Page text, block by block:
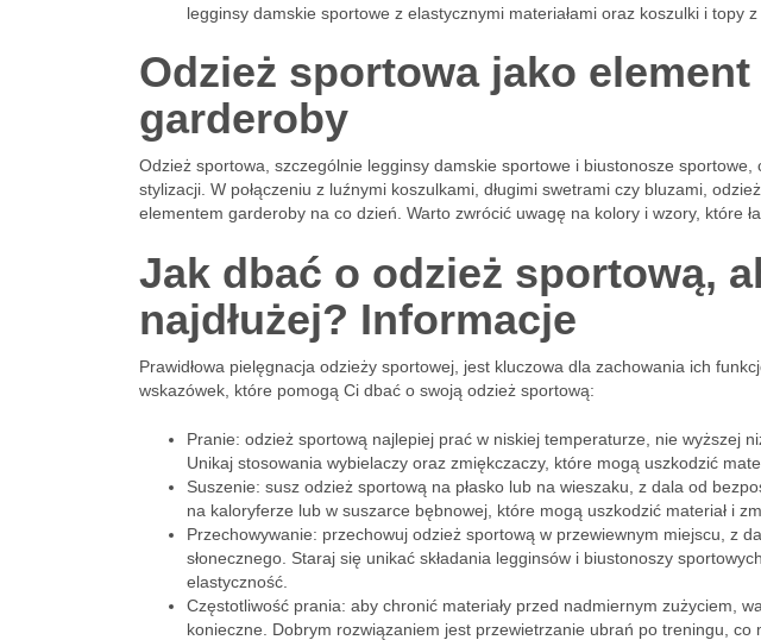
legginsy damskie sportowe z elastycznymi materiałami oraz koszulki i topy
Odzież sportowa jako
garderoby
Odzież sportowa, szczególnie legginsy damskie sportowe i biustonosze
stylizacji. W połączeniu z luźnymi koszulkami, długimi swetrami czy bluzami,
elementem garderoby na co dzień. Warto zwrócić uwagę na kolory i wzory, które
Jak dbać o odzież sportową,
najdłużej? Informacje
Prawidłowa pielęgnacja odzieży sportowej, jest kluczowa dla zachowania ich
wskazówek, które pomogą Ci dbać o swoją odzież sportową:
Pranie: odzież sportową najlepiej prać w niskiej temperaturze, nie wyższej
Unikaj stosowania wybielaczy oraz zmiękczaczy, które mogą uszkodzić
Suszenie: susz odzież sportową na płasko lub na wieszaku, z dala od
na kaloryferze lub w suszarce bębnowej, które mogą uszkodzić materiał i
Przechowywanie: przechowuj odzież sportową w przewiewnym miejscu, z
słonecznego. Staraj się unikać składania legginsów i biustonoszy
elastyczność.
Częstotliwość prania: aby chronić materiały przed nadmiernym zużyciem,
konieczne. Dobrym rozwiązaniem jest przewietrzanie ubrań po treningu, co